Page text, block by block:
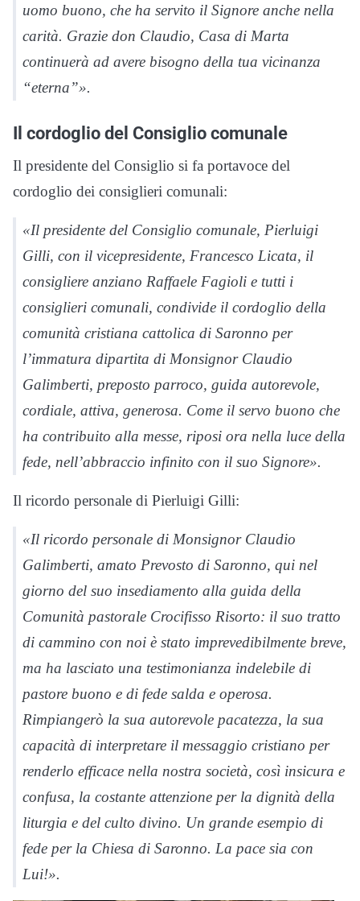
uomo buono, che ha servito il Signore anche nella
carità. Grazie don Claudio, Casa di Marta
continuerà ad avere bisogno della tua vicinanza
“eterna”».
Il cordoglio del Consiglio comunale
Il presidente del Consiglio si fa portavoce del
cordoglio dei consiglieri comunali:
«Il presidente del Consiglio comunale, Pierluigi
Gilli, con il vicepresidente, Francesco Licata, il
consigliere anziano Raffaele Fagioli e tutti i
consiglieri comunali, condivide il cordoglio della
comunità cristiana cattolica di Saronno per
l’immatura dipartita di Monsignor Claudio
Galimberti, preposto parroco, guida autorevole,
cordiale, attiva, generosa. Come il servo buono che
ha contribuito alla messe, riposi ora nella luce della
fede, nell’abbraccio infinito con il suo Signore».
Il ricordo personale di Pierluigi Gilli:
«Il ricordo personale di Monsignor Claudio
Galimberti, amato Prevosto di Saronno, qui nel
giorno del suo insediamento alla guida della
Comunità pastorale Crocifisso Risorto: il suo tratto
di cammino con noi è stato imprevedibilmente breve,
ma ha lasciato una testimonianza indelebile di
pastore buono e di fede salda e operosa.
Rimpiangerò la sua autorevole pacatezza, la sua
capacità di interpretare il messaggio cristiano per
renderlo efficace nella nostra società, così insicura e
confusa, la costante attenzione per la dignità della
liturgia e del culto divino. Un grande esempio di
fede per la Chiesa di Saronno. La pace sia con
Lui!».